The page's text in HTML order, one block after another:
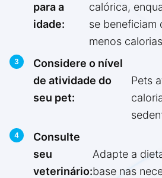
para a
idade:
calórica,
se beneficiam
menos
Considere o nível
de atividade do
seu pet:
Pets
Consulte
seu
veterinário:
Adapte a
base nas